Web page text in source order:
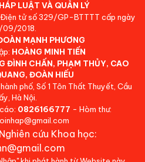
LUẬT VÀ QUẢN LÝ
tử số 329/GP-BTTTT cấp ngày
09/2018.
MẠNH PHƯƠNG
HOÀNG MINH TIẾN
ĐÌNH CHẤN, PHẠM THỦY, CAO
ĐOÀN HIẾU
phố, Số 1 Tôn Thất Thuyết, Cầu
Hà Nội.
0826166777 - Hòm thư:
cứu Khoa học: